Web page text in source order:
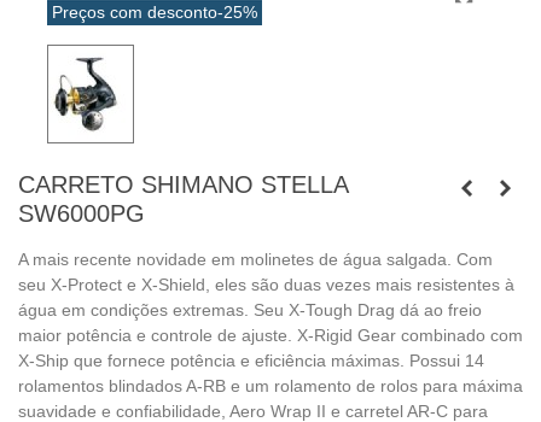
Preços com desconto-25%
CARRETO SHIMANO STELLA
SW6000PG
A mais recente novidade em molinetes de água salgada. Com
seu X-Protect e X-Shield, eles são duas vezes mais resistentes à
água em condições extremas. Seu X-Tough Drag dá ao freio
maior potência e controle de ajuste. X-Rigid Gear combinado com
X-Ship que fornece potência e eficiência máximas. Possui 14
rolamentos blindados A-RB e um rolamento de rolos para máxima
suavidade e confiabilidade, Aero Wrap II e carretel AR-C para